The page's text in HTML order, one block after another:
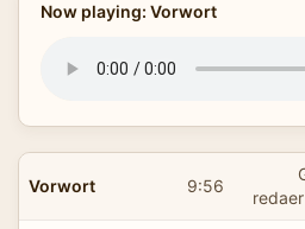
Now playing: Vorwort
Vorwort 9:56
redaer